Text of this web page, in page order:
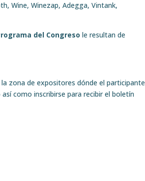
Wine, Winezap, Adegga, Vintank,
del Congreso le resultan de
zona de expositores dónde el participante
como inscribirse para recibir el boletín